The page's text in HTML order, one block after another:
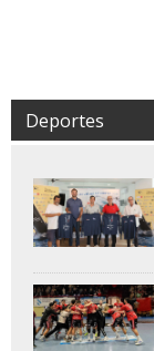
Deportes